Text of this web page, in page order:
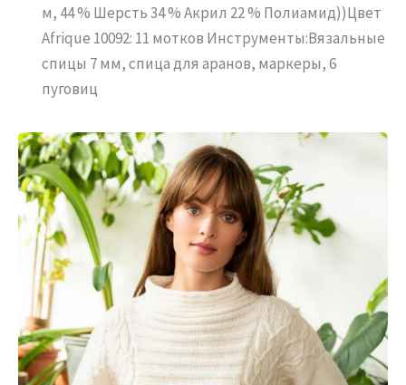
м, 44 % Шерсть 34 % Акрил 22 % Полиамид))Цвет
Afrique 10092: 11 мотков Инструменты:Вязальные
спицы 7 мм, спица для аранов, маркеры, 6
пуговиц